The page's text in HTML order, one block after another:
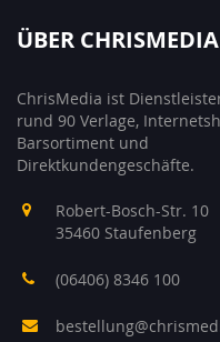
ÜBER CHRISMEDIA
ChrisMedia ist
rund 90 Verlage,
Barsortiment und
Direktkundengeschäfte.
Robert-Bosch-Str. 10
35460 Staufenberg
(06406) 8346 100